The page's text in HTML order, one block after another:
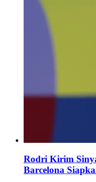
Rodri Kirim
Barcelona